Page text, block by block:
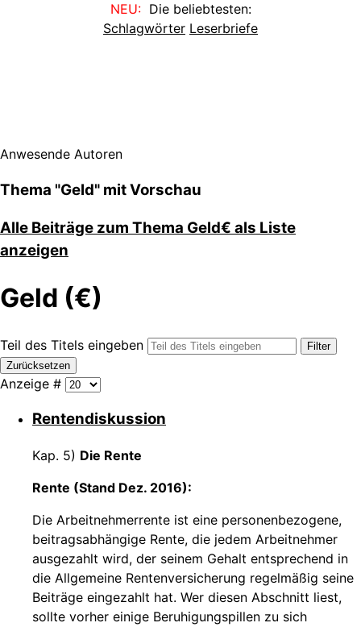
NEU:Die beliebtesten:
Schlagwörter Leserbriefe
Anwesende Autoren
Thema "Geld" mit Vorschau
Alle Beiträge zum Thema Geld€ als Liste
anzeigen
Geld (€)
Teil des Titels eingeben
Filter
Zurücksetzen
Anzeige #
Rentendiskussion
Kap. 5) Die Rente
Rente (Stand Dez. 2016):
Die Arbeitnehmerrente ist eine personenbezogene,
beitragsabhängige Rente, die jedem Arbeitnehmer
ausgezahlt wird, der seinem Gehalt entsprechend in
die Allgemeine Rentenversicherung regelmäßig seine
Beiträge eingezahlt hat. Wer diesen Abschnitt liest,
sollte vorher einige Beruhigungspillen zu sich